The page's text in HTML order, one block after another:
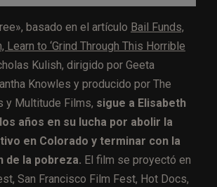
basado en el artículo Bail Funds,
Learn to ‘Grind Through This Horrible
Kulish, dirigido por Geeta
Knowles y producido por The
y Multitude Films, sigue a Elisabeth
años en su lucha por abolir la
en Colorado y terminar con la
de la pobreza. El film se proyectó en
San Francisco Film Fest, Hot Docs,